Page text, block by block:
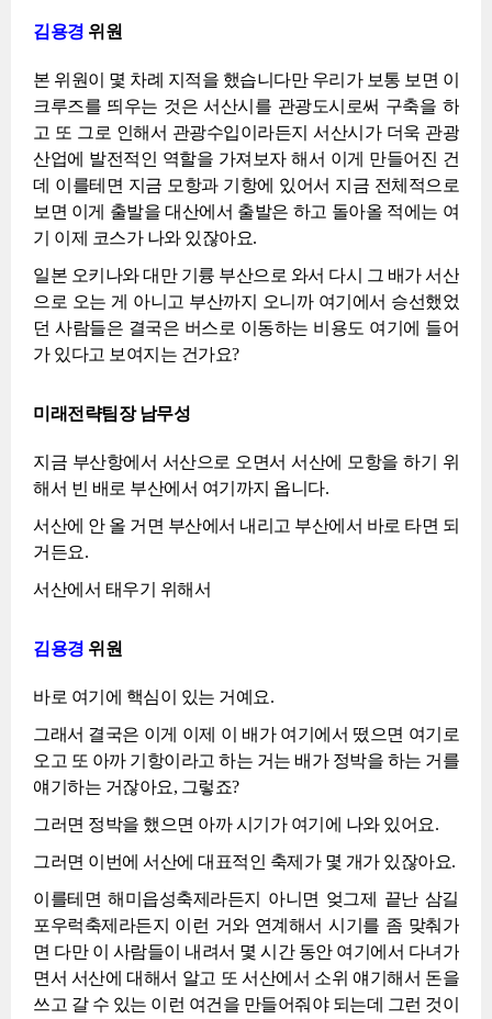
김용경 위원
본 위원이 몇 차례 지적을 했습니다만 우리가 보통 보면 이
크루즈를 띄우는 것은 서산시를 관광도시로써 구축을 하
고 또 그로 인해서 관광수입이라든지 서산시가 더욱 관광
산업에 발전적인 역할을 가져보자 해서 이게 만들어진 건
데 이를테면 지금 모항과 기항에 있어서 지금 전체적으로
보면 이게 출발을 대산에서 출발은 하고 돌아올 적에는 여
기 이제 코스가 나와 있잖아요.
일본 오키나와 대만 기륭 부산으로 와서 다시 그 배가 서산
으로 오는 게 아니고 부산까지 오니까 여기에서 승선했었
던 사람들은 결국은 버스로 이동하는 비용도 여기에 들어
가 있다고 보여지는 건가요?
미래전략팀장 남무성
지금 부산항에서 서산으로 오면서 서산에 모항을 하기 위
해서 빈 배로 부산에서 여기까지 옵니다.
서산에 안 올 거면 부산에서 내리고 부산에서 바로 타면 되
거든요.
서산에서 태우기 위해서
김용경 위원
바로 여기에 핵심이 있는 거예요.
그래서 결국은 이게 이제 이 배가 여기에서 떴으면 여기로
오고 또 아까 기항이라고 하는 거는 배가 정박을 하는 거를
얘기하는 거잖아요, 그렇죠?
그러면 정박을 했으면 아까 시기가 여기에 나와 있어요.
그러면 이번에 서산에 대표적인 축제가 몇 개가 있잖아요.
이를테면 해미읍성축제라든지 아니면 엊그제 끝난 삼길
포우럭축제라든지 이런 거와 연계해서 시기를 좀 맞춰가
면 다만 이 사람들이 내려서 몇 시간 동안 여기에서 다녀가
면서 서산에 대해서 알고 또 서산에서 소위 얘기해서 돈을
쓰고 갈 수 있는 이런 여건을 만들어줘야 되는데 그런 것이